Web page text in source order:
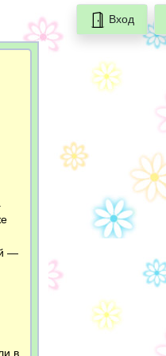
Вход
—
в